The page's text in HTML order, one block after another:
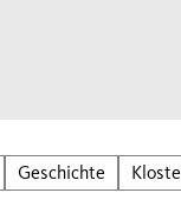
Geschichte